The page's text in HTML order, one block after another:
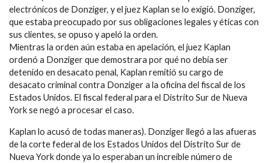
electrónicos de Donziger, y el juez Kaplan se lo exigió. Donziger,
que estaba preocupado por sus obligaciones legales y éticas con
sus clientes, se opuso y apeló la orden.
Mientras la orden aún estaba en apelación, el juez Kaplan
ordenó a Donziger que demostrara por qué no debía ser
detenido en desacato penal, Kaplan remitió su cargo de
desacato criminal contra Donziger a la oficina del fiscal de los
Estados Unidos. El fiscal federal para el Distrito Sur de Nueva
York se negó a procesar el caso.
Kaplan lo acusó de todas maneras). Donziger llegó a las afueras
de la corte federal de los Estados Unidos del Distrito Sur de
Nueva York donde ya lo esperaban un increíble número de